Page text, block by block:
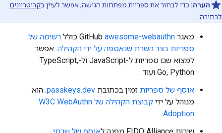
הערה: כדי לבחור את ספריית מפתחות הגישה, אפשר לעיין בקריטריונים
לבחירה
מאגר GitHub awesome-webauthn כולל רשימה של
ספריות בצד השרת שנאספה על ידי הקהילה. אפשר
למצוא שם ספריות ל-JavaScript ול-TypeScript,
Go, Python ועוד.
אוסף של ספריות זמין בכתובת passkeys.dev. הוא
מנוהל על ידי
קבוצת הקהילה של W3C WebAuthn
Adoption
.